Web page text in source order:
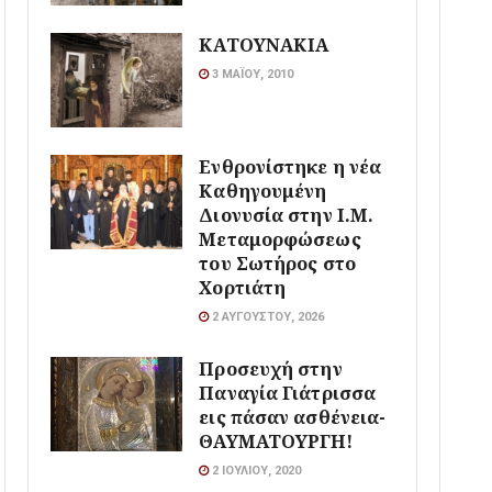
ΚΑΤΟΥΝΑΚΙΑ
3 ΜΑΪ́ΟΥ, 2010
Ενθρονίστηκε η νέα
Καθηγουμένη
Διονυσία στην Ι.Μ.
Μεταμορφώσεως
του Σωτήρος στο
Χορτιάτη
2 ΑΥΓΟΎΣΤΟΥ, 2026
Προσευχή στην
Παναγία Γιάτρισσα
εις πάσαν ασθένεια-
ΘΑΥΜΑΤΟΥΡΓΗ!
2 ΙΟΥΛΊΟΥ, 2020